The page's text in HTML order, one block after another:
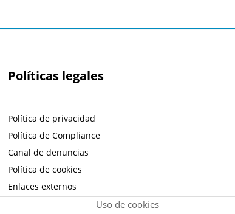
Políticas legales
Política de privacidad
Política de Compliance
Canal de denuncias
Política de cookies
Enlaces externos
Uso de cookies